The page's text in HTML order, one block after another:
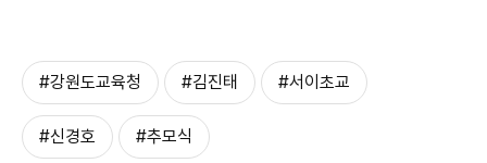
#강원도교육청 #김진태 #서이초교
#신경호 #추모식